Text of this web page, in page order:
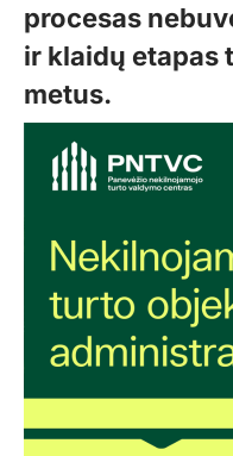
procesas
ir klaidų etapas
metus.